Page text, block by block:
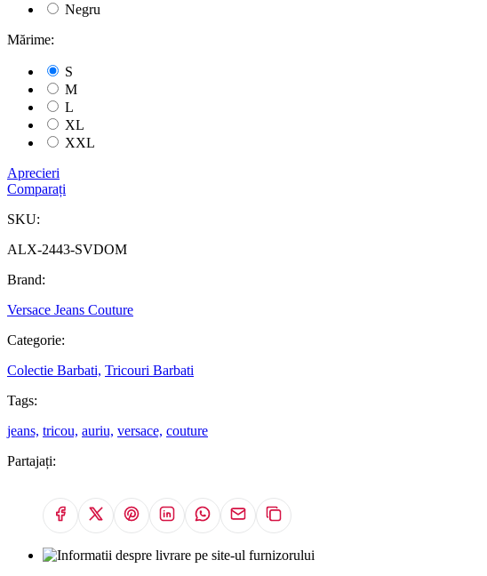
Negru
Mărime:
S
M
L
XL
XXL
Aprecieri
Comparați
SKU:
ALX-2443-SVDOM
Brand:
Versace Jeans Couture
Categorie:
Colectie Barbati, Tricouri Barbati
Tags:
jeans, tricou, auriu, versace, couture
Partajați: